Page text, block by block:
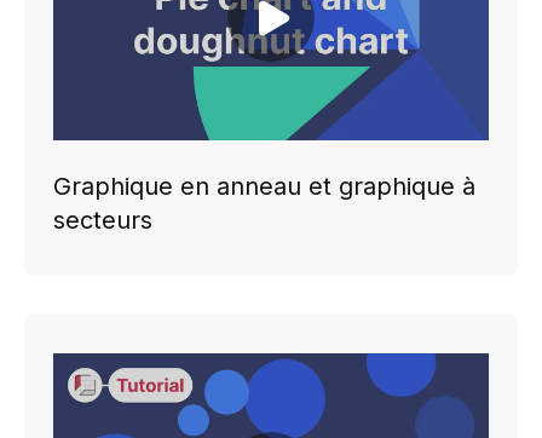
Play video
Graphique en anneau et graphique à
secteurs